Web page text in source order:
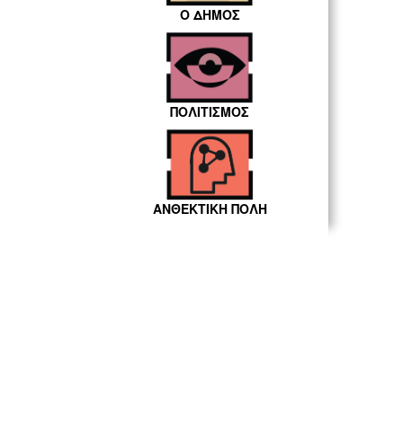
Ο ΔΗΜΟΣ
ΠΟΛΙΤΙΣΜΟΣ
ΑΝΘΕΚΤΙΚΗ ΠΟΛΗ